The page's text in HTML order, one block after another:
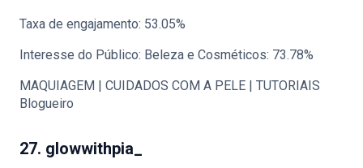
Taxa de engajamento: 53.05%
Interesse do Público: Beleza e Cosméticos: 73.78%
MAQUIAGEM | CUIDADOS COM A PELE | TUTORIAIS
Blogueiro
27. glowwithpia_